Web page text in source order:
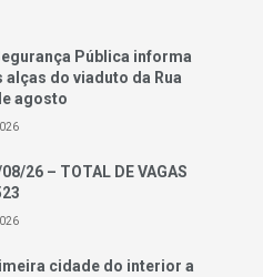
Pública informa
do viaduto da Rua
agosto
26 – TOTAL DE VAGAS
cidade do interior a